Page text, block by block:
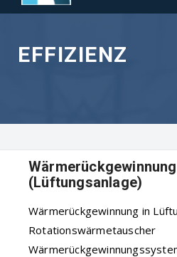
EFFIZIENZ
Wärmerückgewinnung
(Lüftungsanlage)
Wärmerückgewinnung in
Rotationswärmetauscher